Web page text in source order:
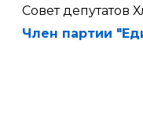
Совет депутатов
Член партии